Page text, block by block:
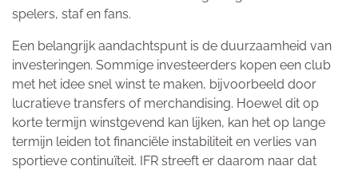
spelers, staf en fans.
Een belangrijk aandachtspunt is de duurzaamheid van
investeringen. Sommige investeerders kopen een club
met het idee snel winst te maken, bijvoorbeeld door
lucratieve transfers of merchandising. Hoewel dit op
korte termijn winstgevend kan lijken, kan het op lange
termijn leiden tot financiële instabiliteit en verlies van
sportieve continuïteit. IFR streeft er daarom naar dat